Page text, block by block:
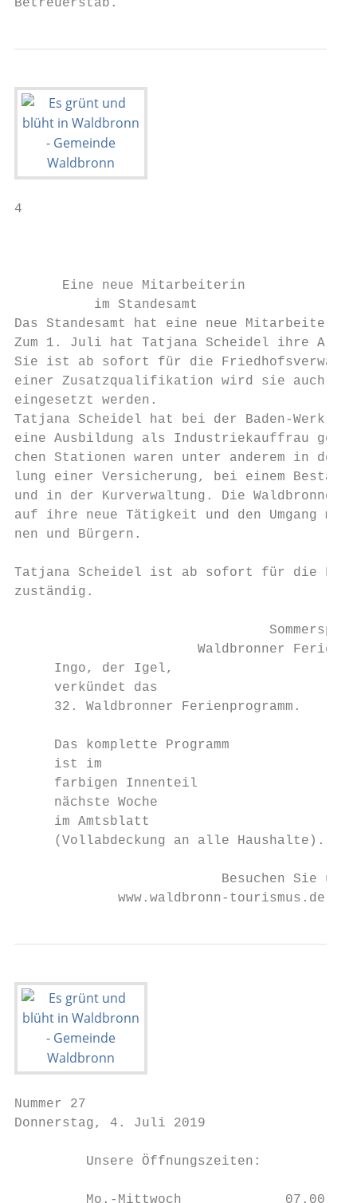
Betreuerstab.
4
      Eine neue Mitarbeiterin
          im Standesamt
Das Standesamt hat eine neue Mitarbeiterin
Zum 1. Juli hat Tatjana Scheidel ihre Arbeit
Sie ist ab sofort für die
einer Zusatzqualifikation wird sie auch als
eingesetzt werden.
Tatjana Scheidel hat bei der Baden-Werk AG
eine Ausbildung als Industriekauffrau
chen Stationen waren unter anderem in der
lung einer Versicherung, bei einem
und in der Kurverwaltung. Die
auf ihre neue Tätigkeit und den Umgang mit
nen und Bürgern.
Tatjana Scheidel ist ab sofort für die
zuständig.
Sommerspaß
Waldbronner
     Ingo, der Igel,
     verkündet das
     32. Waldbronner Ferienprogramm.
     Das komplette Programm
     ist im
     farbigen Innenteil
     nächste Woche
     im Amtsblatt
     (Vollabdeckung an alle Haushalte).
Besuchen Sie uns
             www.waldbronn-tourismus.de
Nummer 27
Donnerstag, 4. Juli 2019
         Unsere Öffnungszeiten:
Mo.-Mittwoch             07.00 –